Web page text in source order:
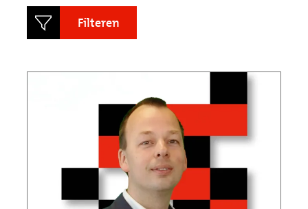
Filteren
Directie / Management
Projectleiding
Uitvoerders
Werkvoorbereiding